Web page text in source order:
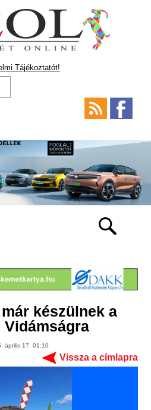
Tájékoztatót!
készülnek a
Vidámságra
április 17. 01:10
Vissza a címlapra